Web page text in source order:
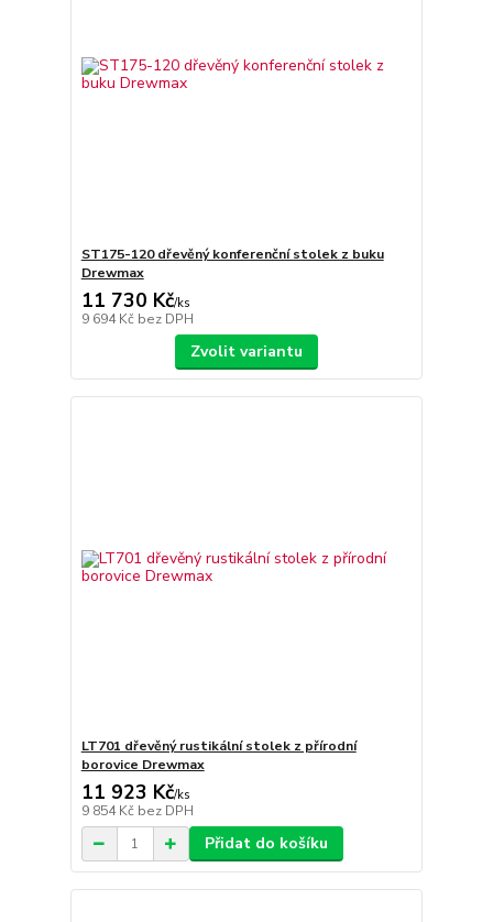
ST175-120 dřevěný konferenční stolek z buku
Drewmax
11 730 Kč/ks
9 694 Kč bez DPH
Zvolit variantu
LT701 dřevěný rustikální stolek z přírodní
borovice Drewmax
11 923 Kč/ks
9 854 Kč bez DPH
Přidat do košíku